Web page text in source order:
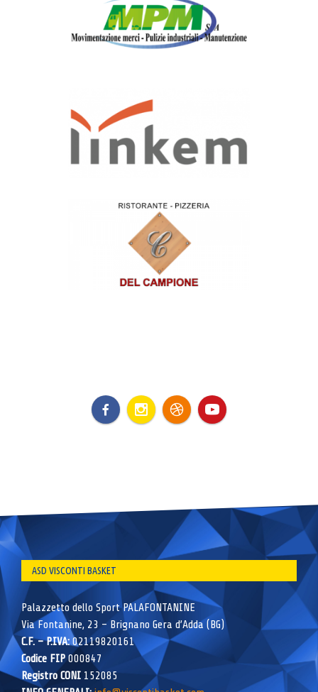
ASD VISCONTI BASKET
Palazzetto dello Sport PALAFONTANINE
Via Fontanine, 23 – Brignano Gera d’Adda (BG)
C.F. – P.IVA:02119820161
Codice FIP000847
Registro CONI 152085